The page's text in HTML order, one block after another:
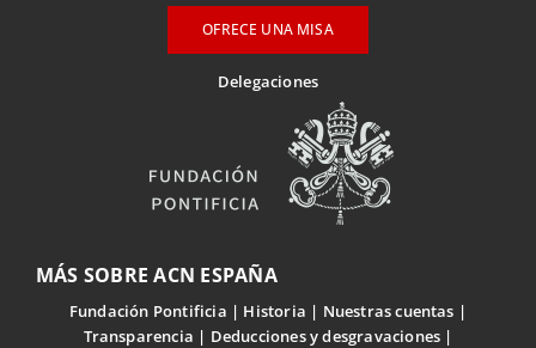
OFRECE UNA MISA
Delegaciones
MÁS SOBRE ACN ESPAÑA
Fundación Pontificia Historia
Nuestras cuentas
Transparencia
Deducciones y desgravaciones